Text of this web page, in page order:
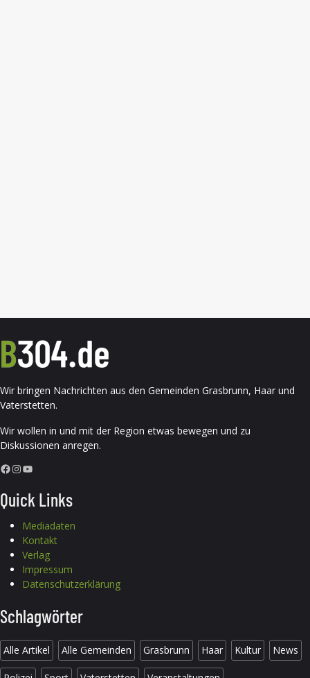
Wir bringen Nachrichten aus den Gemeinden Grasbrunn, Haar und
Vaterstetten.
Wir wollen in und mit der Region etwas bewegen und zu
Diskussionen anregen.
Facebook InstagramYouTube
Quick Links
Mediadaten
Kontakt
Verlag
Impressum
Datenschutzerklärung
Schlagwörter
Alle Artikel Alle Gemeinden Grasbrunn Haar Kultur News